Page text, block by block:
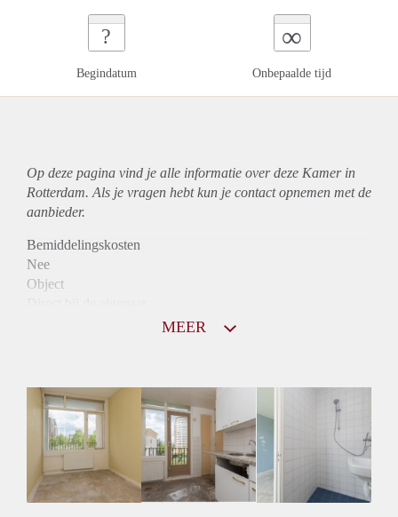
?
Begindatum
∞
Onbepaalde tijd
Op deze pagina vind je alle informatie over deze Kamer in
Rotterdam. Als je vragen hebt kun je contact opnemen met de
aanbieder.
Bemiddelingskosten
Nee
Object
Huurtoeslag
Niet mogelijk
Inkomen eis
N.V.T.
Huurtermijn
Onbepaalde termijn
MEER